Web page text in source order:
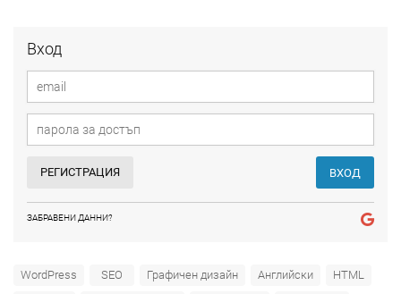
Вход
РЕГИСТРАЦИЯ ВХОД
ЗАБРАВЕНИ ДАННИ?
WordPress SEO Графичен дизайн Английски
HTML